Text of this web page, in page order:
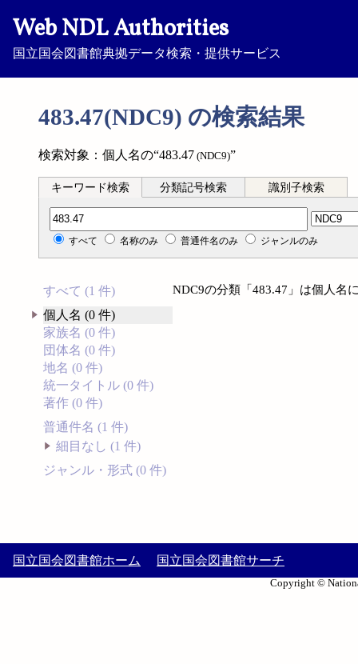
Web NDL Authorities
国立国会図書館典拠データ検索・提供サービス
483.47(NDC9) の検索結果
検索対象：個人名の“483.47 (NDC9)”
キーワード検索 分類記号検索 識別子検索
分類記号検索
すべて 名称のみ 普通件名のみ ジャンルのみ
すべて (1 件)
個人名 (0 件)
家族名 (0 件)
団体名 (0 件)
地名 (0 件)
統一タイトル (0 件)
著作 (0 件)
普通件名 (1 件)
細目なし (1 件)
ジャンル・形式 (0 件)
NDC9の分類「483.47」は個人名
国立国会図書館ホーム 国立国会図書館サーチ
Copyright ©